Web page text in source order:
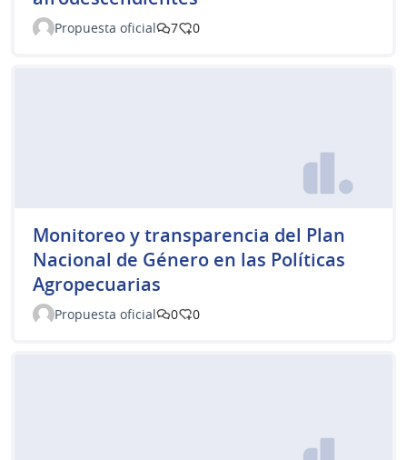
Propuesta oficial 7 0
Monitoreo y transparencia del Plan
Nacional de Género en las Políticas
Agropecuarias
Propuesta oficial 0 0